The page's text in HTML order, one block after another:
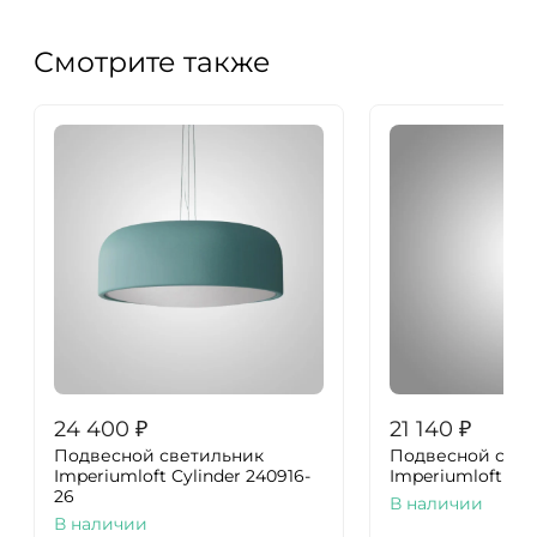
Смотрите также
24 400 ₽
Подвесной светильник
Imperiumloft Cylinder 240916-
26
В наличии
21 140 ₽
Подвесной
Imperiumloft
В наличии